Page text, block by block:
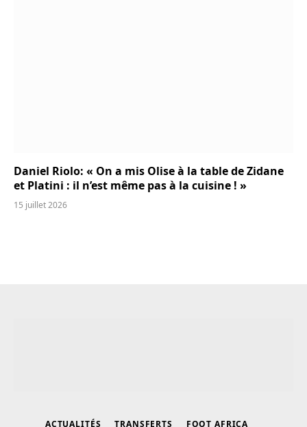
Daniel Riolo: « On a mis Olise à la table de Zidane
et Platini : il n’est même pas à la cuisine ! »
15 juillet 2026
ACTUALITÉS TRANSFERTS FOOT AFRICA